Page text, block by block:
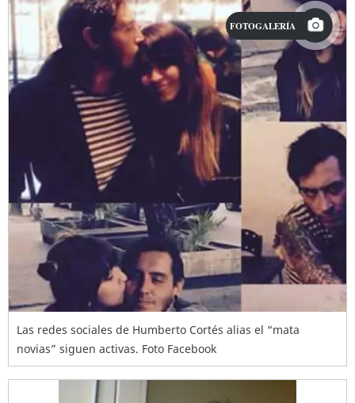
FOTOGALERÍA
Las redes sociales de Humberto Cortés alias el “mata
novias” siguen activas. Foto Facebook